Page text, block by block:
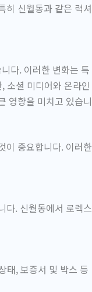
히 신월동과 같은 럭셔
다. 이러한 변화는 특
소셜 미디어와 온라인
영향을 미치고 있습니
이 중요합니다. 이러한
다. 신월동에서 로렉스
태, 보증서 및 박스 등